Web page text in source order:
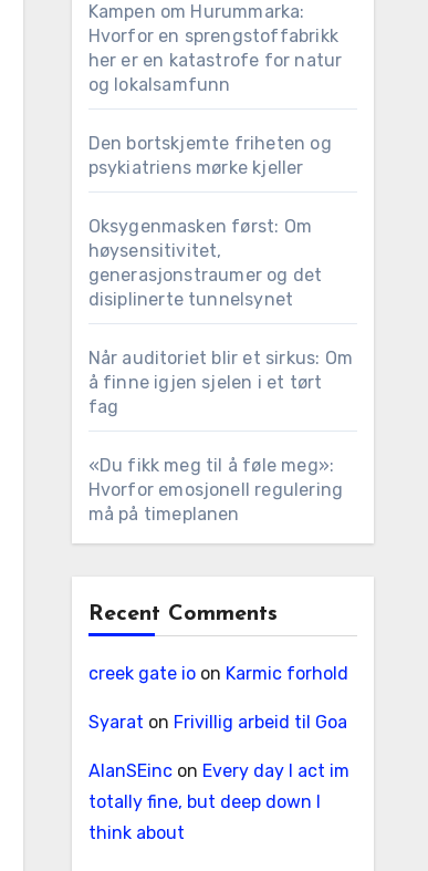
Kampen om Hurummarka:
Hvorfor en sprengstoffabrikk
her er en katastrofe for natur
og lokalsamfunn
Den bortskjemte friheten og
psykiatriens mørke kjeller
Oksygenmasken først: Om
høysensitivitet,
generasjonstraumer og det
disiplinerte tunnelsynet
Når auditoriet blir et sirkus: Om
å finne igjen sjelen i et tørt
fag
«Du fikk meg til å føle meg»:
Hvorfor emosjonell regulering
må på timeplanen
Recent Comments
creek gate ioon Karmic forhold
Syarat on Frivillig arbeid til Goa
AlanSEincon Every day I act im
totally fine, but deep down I
think about